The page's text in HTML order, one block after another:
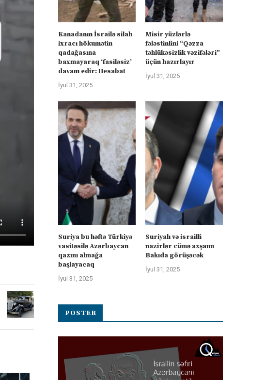
Kanadanın İsrailə silah
ixracı hökumətin
qadağasına
baxmayaraq ‘fasiləsiz’
davam edir: Hesabat
İyul 31, 2025
Misir yüzlərlə
fələstinlini “Qəzza
təhlükəsizlik vəzifələri”
üçün hazırlayır
İyul 31, 2025
Suriya bu həftə Türkiyə
vasitəsilə Azərbaycan
qazını almağa
başlayacaq
İyul 31, 2025
Suriyalı və israilli
nazirlər cümə axşamı
Bakıda görüşəcək
İyul 31, 2025
POSTER